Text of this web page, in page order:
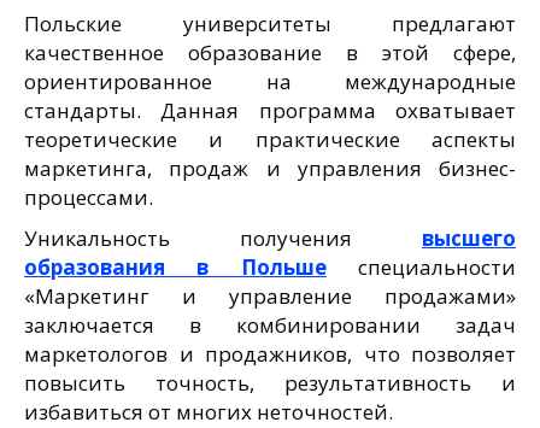
Польские университеты предлагают
качественное образование в этой сфере,
ориентированное на международные
стандарты. Данная программа охватывает
теоретические и практические аспекты
маркетинга, продаж и управления бизнес-
процессами.
Уникальность получения высшего
образования в Польшеспециальности
«Маркетинг и управление продажами»
заключается в комбинировании задач
маркетологов и продажников, что позволяет
повысить точность, результативность и
избавиться от многих неточностей.